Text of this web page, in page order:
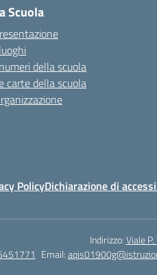
Scuola
della scuola
carte della scuola
PolicyDichiarazione di
Indirizzo:Viale
Email: